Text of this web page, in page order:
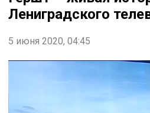
Лениградского
5 июня 2020, 04:45